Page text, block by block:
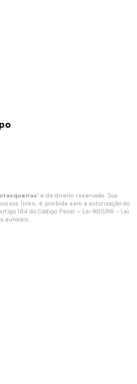
" é de direito reservado. Sua
links, é proibida sem a autorização do
184 do Código Penal – Lei 9610/98 - Lei
autorais.